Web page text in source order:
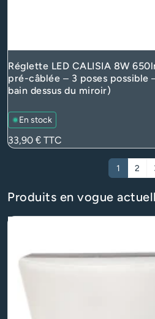
Réglette LED CALISIA 8W
pré-câblée – 3 poses possible
bain dessus du miroir)
En stock
Prix
33,90 € TTC
1 2
Produits en vogue